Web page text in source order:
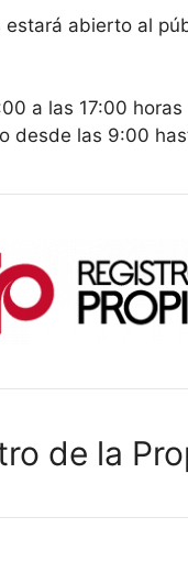
estará abierto al
a las 17:00
desde las 9:00
de la